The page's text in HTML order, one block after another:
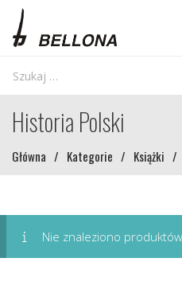
Historia Polski
Główna / Kategorie / Książki /
Nie znaleziono